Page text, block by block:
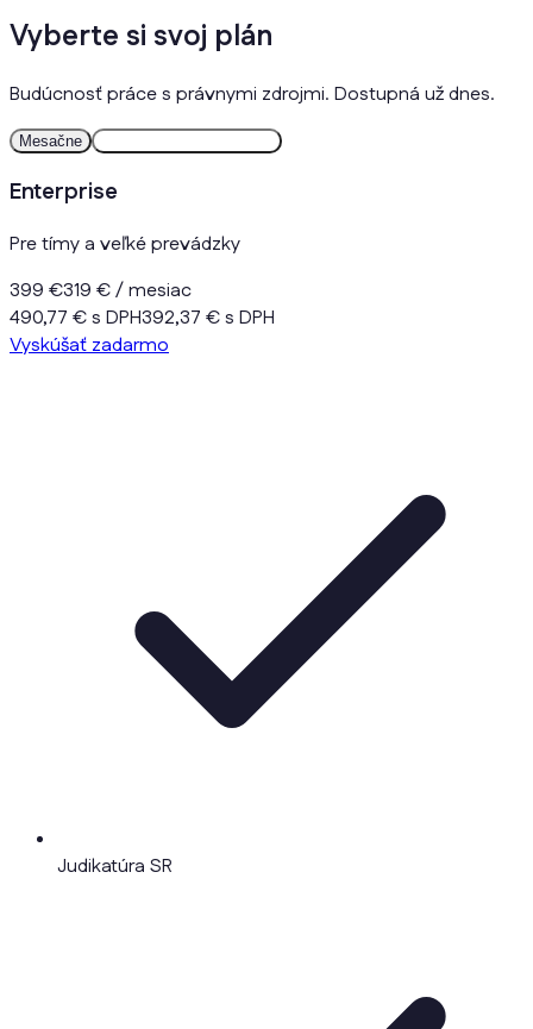
Vyberte si svoj plán
Budúcnosť práce s právnymi zdrojmi. Dostupná už dnes.
Mesačne
Enterprise
Pre tímy a veľké prevádzky
399 €319 €/ mesiac
490,77 € s DPH392,37 € s DPH
Vyskúšať zadarmo
Judikatúra SR